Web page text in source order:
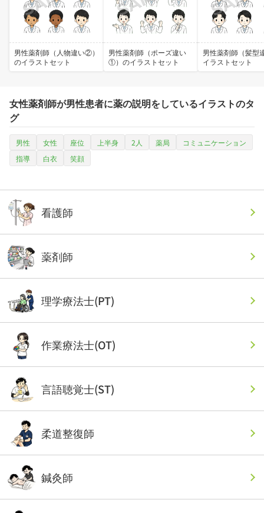
男性薬剤師（人物違い②）
のイラストセット
男性薬剤師（ポーズ違い
①）のイラストセット
男性薬剤師（髪型
イラストセット
女性薬剤師が男性患者に薬の説明をしているイラストのタ
グ
男性 女性 座位 上半身 2人 薬局
コミュニケーション
指導
白衣 笑顔
看護師
薬剤師
理学療法士(PT)
作業療法士(OT)
言語聴覚士(ST)
柔道整復師
鍼灸師